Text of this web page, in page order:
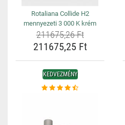
Rotaliana Collide H2
mennyezeti 3 000 K krém
211675,26 Ft
211675,25 Ft
KEDVEZMÉNY